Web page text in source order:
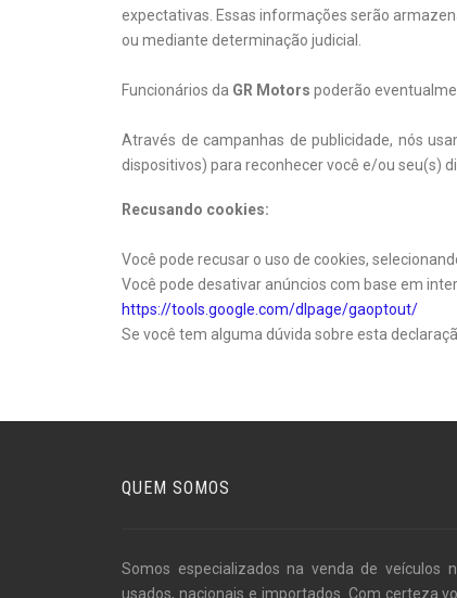
expectativas. Essas informações serão
ou mediante determinação judicial.
Funcionários da GR Motors poderão
Através de campanhas de publicidade, nós
dispositivos) para reconhecer você e/ou seu(s)
Recusando cookies:
Você pode recusar o uso de cookies,
Você pode desativar anúncios com base em
https://tools.google.com/dlpage/gaoptout/
Se você tem alguma dúvida sobre esta
QUEM SOMOS
Somos especializados na venda de veículos
usados, nacionais e importados. Com certeza